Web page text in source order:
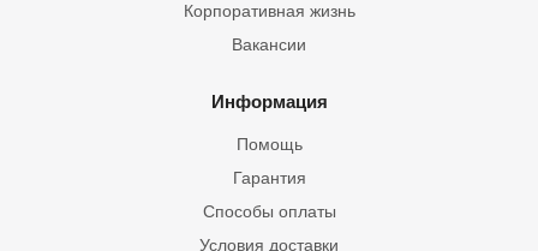
Корпоративная жизнь
Вакансии
Информация
Помощь
Гарантия
Способы оплаты
Условия доставки